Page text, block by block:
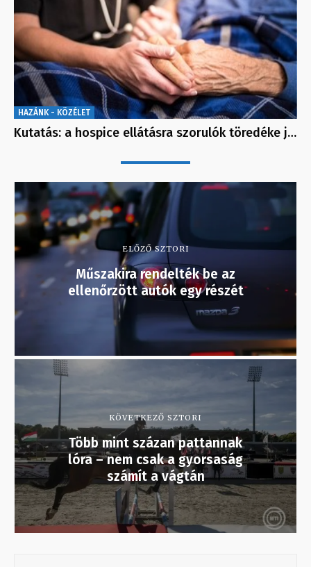
HAZÁNK - KÖZÉLET
Kutatás: a hospice ellátásra szorulók töredéke j…
ELŐZŐ SZTORI
Műszakira rendelték be az
ellenőrzött autók egy részét
KÖVETKEZŐ SZTORI
Több mint százan pattannak
lóra – nem csak a gyorsaság
számít a vágtán